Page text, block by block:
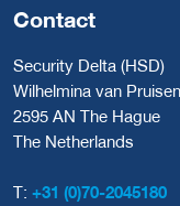
Contact
Security Delta (HSD)
Wilhelmina van
2595 AN The Hague
The Netherlands
T: +31 (0)70-2045180